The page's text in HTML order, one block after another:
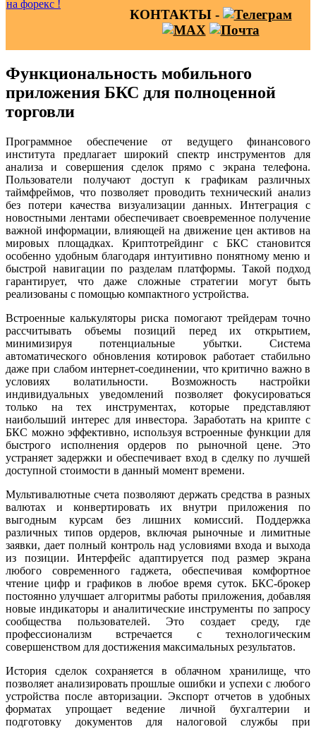
КОНТАКТЫ -
Функциональность мобильного
приложения БКС для полноценной
торговли
Программное обеспечение от ведущего финансового
института предлагает широкий спектр инструментов для
анализа и совершения сделок прямо с экрана телефона.
Пользователи получают доступ к графикам различных
таймфреймов, что позволяет проводить технический анализ
без потери качества визуализации данных. Интеграция с
новостными лентами обеспечивает своевременное получение
важной информации, влияющей на движение цен активов на
мировых площадках. Криптотрейдинг с БКС становится
особенно удобным благодаря интуитивно понятному меню и
быстрой навигации по разделам платформы. Такой подход
гарантирует, что даже сложные стратегии могут быть
реализованы с помощью компактного устройства.
Встроенные калькуляторы риска помогают трейдерам точно
рассчитывать объемы позиций перед их открытием,
минимизируя потенциальные убытки. Система
автоматического обновления котировок работает стабильно
даже при слабом интернет-соединении, что критично важно в
условиях волатильности. Возможность настройки
индивидуальных уведомлений позволяет фокусироваться
только на тех инструментах, которые представляют
наибольший интерес для инвестора. Заработать на крипте с
БКС можно эффективно, используя встроенные функции для
быстрого исполнения ордеров по рыночной цене. Это
устраняет задержки и обеспечивает вход в сделку по лучшей
доступной стоимости в данный момент времени.
Мультивалютные счета позволяют держать средства в разных
валютах и конвертировать их внутри приложения по
выгодным курсам без лишних комиссий. Поддержка
различных типов ордеров, включая рыночные и лимитные
заявки, дает полный контроль над условиями входа и выхода
из позиции. Интерфейс адаптируется под размер экрана
любого современного гаджета, обеспечивая комфортное
чтение цифр и графиков в любое время суток. БКС-брокер
постоянно улучшает алгоритмы работы приложения, добавляя
новые индикаторы и аналитические инструменты по запросу
сообщества пользователей. Это создает среду, где
профессионализм встречается с технологическим
совершенством для достижения максимальных результатов.
История сделок сохраняется в облачном хранилище, что
позволяет анализировать прошлые ошибки и успехи с любого
устройства после авторизации. Экспорт отчетов в удобных
форматах упрощает ведение личной бухгалтерии и
подготовку документов для налоговой службы при